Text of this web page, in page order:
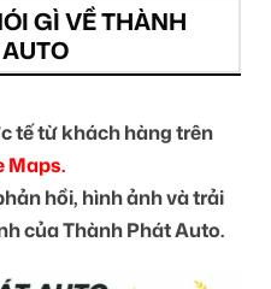
GÌ VỀ THÀNH
tế từ khách hàng trên
Maps.
hồi, hình ảnh và trải
của Thành Phát Auto.